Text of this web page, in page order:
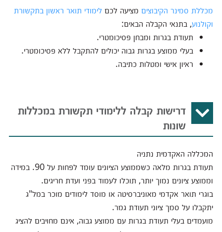
מכללת סמינר הקיבוציםמציעה לכם לימודי תואר ראשון בתקשורת
וקולנוע, בתנאי הקבלה הבאים:
תעודת בגרות ומבחן פסיכומטרי.
בעלי ממוצע בגרות גבוה יכולים להתקבל ללא פסיכומטרי.
ראיון אישי ומטלות כתיבה.
דרישות קבלה ללימודי תקשורת במכללות
שונות
המכללה האקדמית נתניה
תעודת בגרות מלאה כשממוצע הציונים עומד לפחות על 90. במידה
וממוצע ציונים נמוך יותר, תוכלו לעמוד בפני ועדת חריגים.
בוגרי תואר אקדמי מאוניברסיטה או מוסד לימודים מוכר במל"ג
יתקבלו על סמך ציוני תעודת גמר.
מועמדים בעלי תעודת בגרות עם ממוצע גבוה, אינם מחויבים להציג